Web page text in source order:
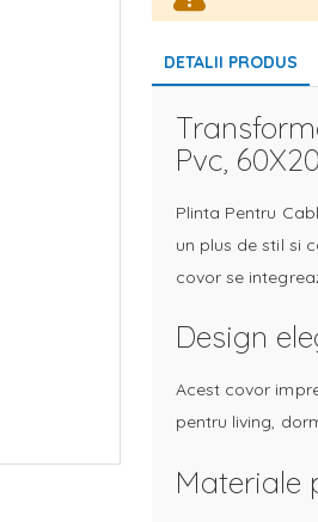
DETALII PRODUS
Pvc,
Plinta Pentru
un plus de stil si
covor se
Design
Acest covor
pentru living,
Materiale